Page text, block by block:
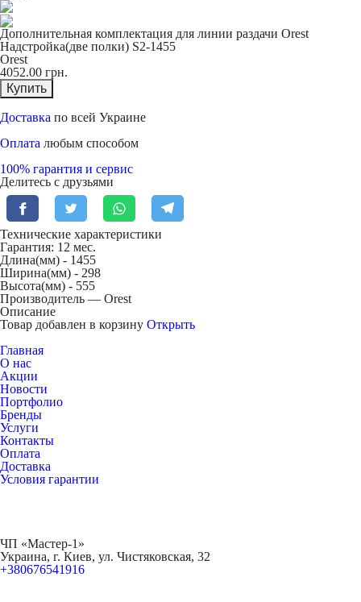
Дополнительная комплектация для линии раздачи Orest
Надстройка(две полки) S2-1455
Orest
4052.00 грн.
Купить
Доставка по всей Украине
Оплата любым способом
100% гарантия и сервис
Делитесь с друзьями
Технические характеристики
Гарантия: 12 мес.
Длина(мм) - 1455
Ширина(мм) - 298
Высота(мм) - 555
Производитель — Orest
Описание
Товар добавлен в корзину Открыть
Главная
О нас
Акции
Новости
Портфолио
Бренды
Услуги
Контакты
Оплата
Доставка
Условия гарантии
ЧП «Мастер-1»
Украина, г. Киев, ул. Чистяковская, 32
+380676541916